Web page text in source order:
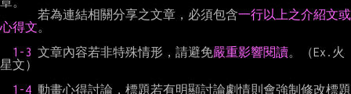
      若為連結相關分享之文章，必須包含
一行以上之介紹文或
心得文。
1-3 文章內容若非特殊情形，請避免嚴重影響閱讀。（Ex.火
星文）
1-4 動畫心得討論，標題若有明顯討論劇情則會強制修改標題